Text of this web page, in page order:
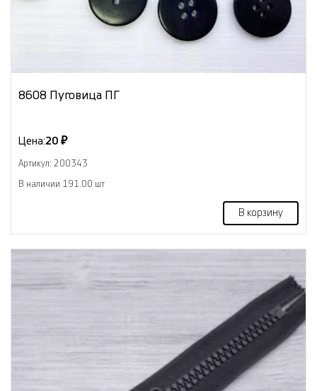
8608 Пуговица ПГ
Цена:20 ₽
Артикул: 200343
В наличии 191.00 шт
В корзину